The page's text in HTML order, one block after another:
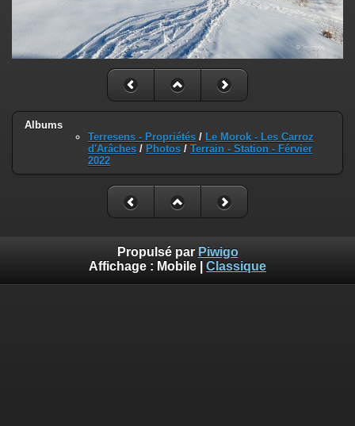
Albums
Terresens - Propriétés / Le Morok - Les Carroz
d'Arâches / Photos / Terrain - Station - Férvier
2022
Propulsé par Piwigo
Affichage : Mobile Classique